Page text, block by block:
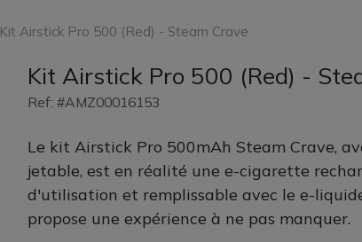
Kit Airstick Pro 500 (Red) - Steam Crave
Kit Airstick Pro 500 (Red) -
Ref: #AMZ00016153
Le kit Airstick Pro 500mAh Steam Crave,
jetable, est en réalité une e-cigarette
d'utilisation et remplissable avec le e-
propose une expérience à ne pas manquer.